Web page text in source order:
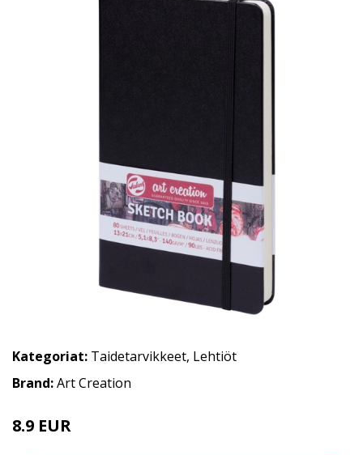
Kategoriat: Taidetarvikkeet, Lehtiöt
Brand:Art Creation
8.9 EUR